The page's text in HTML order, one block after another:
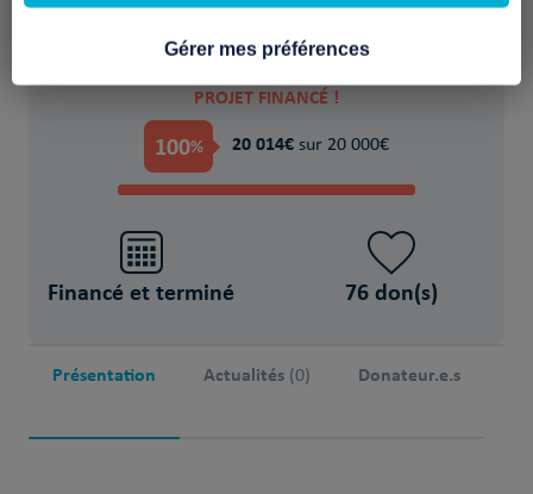
PROJET FINANCÉ !
100% 20 014€ sur 20 000€
Financé et terminé 76 don(s)
Présentation Actualités (0) Donateur.e.s
Gérer mes préférences